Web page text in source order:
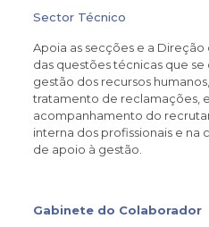
Sector Técnico
Apoia as secções e a
das questões técnicas que
gestão dos recursos
tratamento de reclamações,
acompanhamento do
interna dos profissionais e
de apoio à gestão.
Gabinete do Colaborador